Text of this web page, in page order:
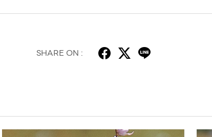
SHARE ON :